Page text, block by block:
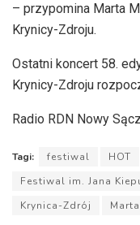
– przypomina Marta
Krynicy-Zdroju.
Ostatni koncert 58.
Krynicy-Zdroju
Radio RDN Nowy
Tagi: festiwal HOT
Festiwal im. Jana
Krynica-Zdrój